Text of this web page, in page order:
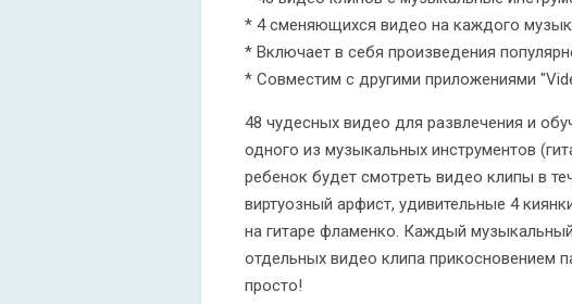
* 4 сменяющихся видео на каждого
* Включает в себя произведения
* Совместим с другими приложениями
48 чудесных видео для развлечения и
одного из музыкальных инструментов
ребенок будет смотреть видео клипы в
виртуозный арфист, удивительные 4
на гитаре фламенко. Каждый
отдельных видео клипа прикосновением
просто!